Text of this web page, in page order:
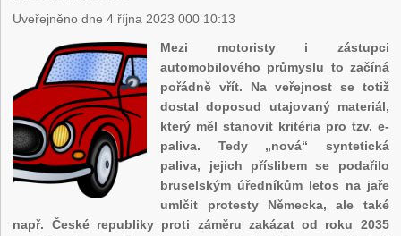
Uveřejněno dne 4 října 2023 000 10:13
Mezi motoristy i zástupci
automobilového průmyslu to začíná
pořádně vřít. Na veřejnost se totiž
dostal doposud utajovaný materiál,
který měl stanovit kritéria pro tzv. e-
paliva. Tedy „nová“ syntetická
paliva, jejich příslibem se podařilo
bruselským úředníkům letos na jaře
umlčit protesty Německa, ale také
např. České republiky proti záměru zakázat od roku 2035